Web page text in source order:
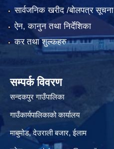
सार्वजनिक खरीद /बोलपत्र सूचना
ऐन, कानुन तथा निर्देशिका
कर तथा शुल्कहरु
सम्पर्क विवरण
सन्दकपुर गाउँपालिका
गाउँकार्यपालिकाको कार्यालय
माबुमोड, देउराली बजार, ईलाम